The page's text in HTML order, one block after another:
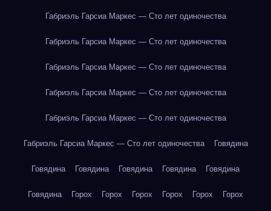
Габриэль Гарсиа Маркес — Сто лет одиночества
Габриэль Гарсиа Маркес — Сто лет одиночества
Габриэль Гарсиа Маркес — Сто лет одиночества
Габриэль Гарсиа Маркес — Сто лет одиночества
Габриэль Гарсиа Маркес — Сто лет одиночества
Габриэль Гарсиа Маркес — Сто лет одиночества Говядина
Говядина Говядина Говядина Говядина Говядина
Говядина Горох Горох Горох Горох Горох Горох